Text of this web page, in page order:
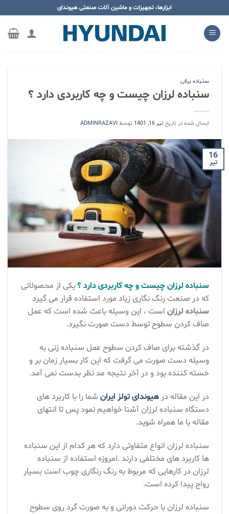
محتوا
بروید
ابزارها، تجهیزات و ماشین آلات صنعتی هیوندای
سنباده برقی
سنباده لرزان چیست و چه کاربردی دارد ؟
ارسال شده در تاریخ تیر 16, 1401 توسط ADMINRAZAVI
16
تیر
سنباده لرزان چیست و چه کاربردی دارد ؟یکی از محصولاتی
که در صنعت رنگ نگاری زیاد مورد استفاده قرار می گیرد
سنباده لرزان است ، این وسیله باعث شده است که عمل
صاف کردن سطوح توسط دست صورت نگیرد.
در گذشته برای صاف کردن سطوح عمل سنباده زنی به
وسیله دست صورت می گرفت که این کار بسیار زمان بر و
خسته کننده بود و در آخر نتیجه مد نظر بدست نمی آمد.
در این مقاله در هیوندای تولز ایران شما را با کاربرد های
دستگاه سنباده لرزان آشنا خواهیم نمود پس تا انتهای
مقاله با ما همراه شوید.
سنباده لرزان انواع متفاوتی دارد که هر کدام از این سنباده
ها کاربرد های مختلفی دارند .امروزه استفاده از سنباده
لرزان در کارهایی که مربوط به رنگ رنگاری چوب است بسیار
رواج پیدا کرده است.
سنباده لرزان با حرکت دورانی و به صورت گرد روی سطوح